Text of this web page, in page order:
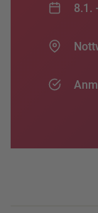
8.1.